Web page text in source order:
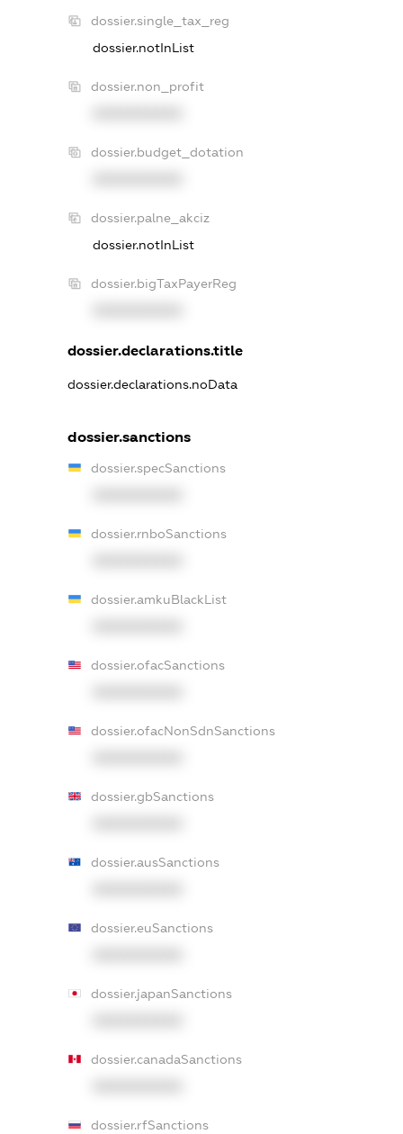
dossier.single_tax_reg
dossier.notInList
dossier.non_profit
dossier.budget_dotation
dossier.palne_akciz
dossier.notInList
dossier.bigTaxPayerReg
dossier.declarations.title
dossier.declarations.noData
dossier.sanctions
dossier.specSanctions
dossier.rnboSanctions
dossier.amkuBlackList
dossier.ofacSanctions
dossier.ofacNonSdnSanctions
dossier.gbSanctions
dossier.ausSanctions
dossier.euSanctions
dossier.japanSanctions
dossier.canadaSanctions
dossier.rfSanctions